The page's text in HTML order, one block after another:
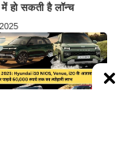
हो सकती है लॉन्च